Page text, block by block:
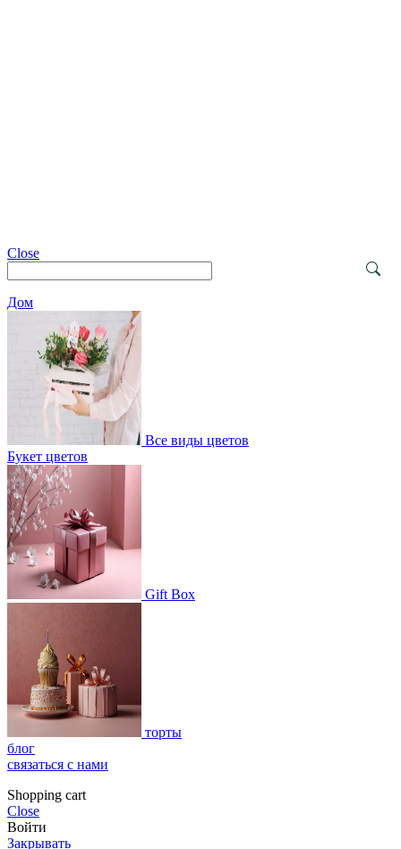
Close
Дом
Все виды цветов
Букет цветов
Gift Box
торты
блог
связаться с нами
Shopping cart
Close
Войти
Закрывать